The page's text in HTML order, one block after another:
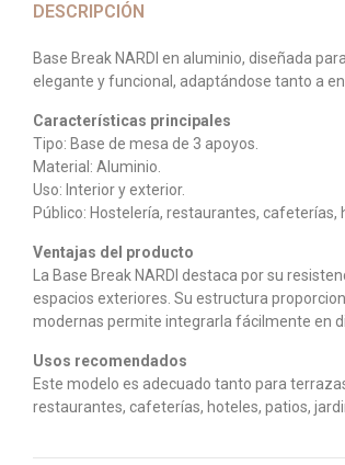
DESCRIPCIÓN
Base Break NARDI en aluminio, diseñada
elegante y funcional, adaptándose tanto a
Características principales
Tipo: Base de mesa de 3 apoyos.
Material: Aluminio.
Uso: Interior y exterior.
Público: Hostelería, restaurantes, cafeterías,
Ventajas del producto
La Base Break NARDI destaca por su
espacios exteriores. Su estructura
modernas permite integrarla fácilmente en
Usos recomendados
Este modelo es adecuado tanto para
restaurantes, cafeterías, hoteles, patios,